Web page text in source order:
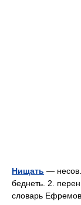
Нищать —
беднеть. 2.
словарь